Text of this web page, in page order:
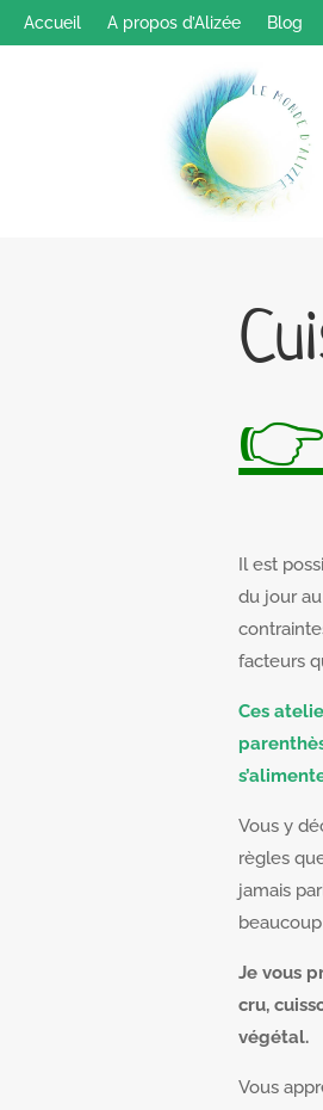
Accueil A propos d’Alizée Blog
👉
Il est
du jour
facteurs
Ces
Vous y
règles
jamais
Je vous
cru,
végétal.
Vous